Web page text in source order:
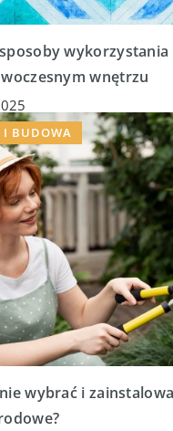
wnętrzu
I BUDOWA
wybrać i